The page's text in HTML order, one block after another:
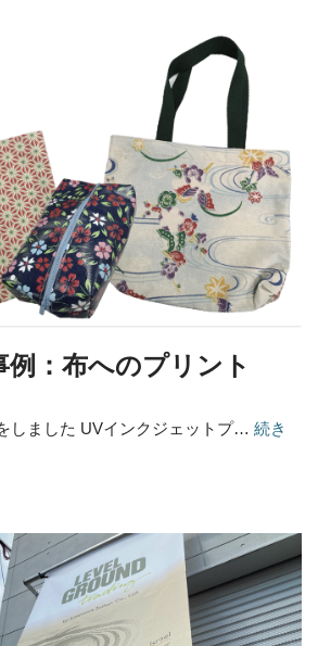
例：布へのプリント
しました UVインクジェットプ… 続き